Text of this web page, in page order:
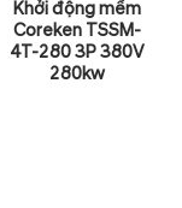
Khởi động mềm
Coreken TSSM-
4T-280 3P 380V
280kw